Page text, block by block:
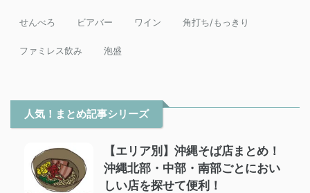
せんべろ ビアバー ワイン 角打ち/もっきり
ファミレス飲み 泡盛
人気！まとめ記事シリーズ
【エリア別】沖縄そば店まとめ！
沖縄北部・中部・南部ごとにおい
しい店を探せて便利！